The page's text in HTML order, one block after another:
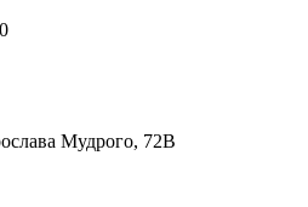
Мудрого, 72В